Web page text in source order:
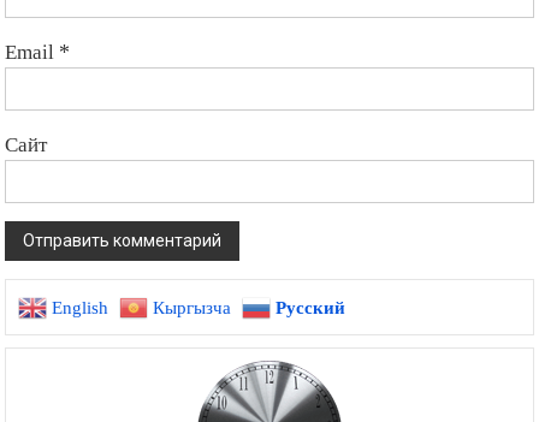
Email *
Сайт
English Кыргызча Русский